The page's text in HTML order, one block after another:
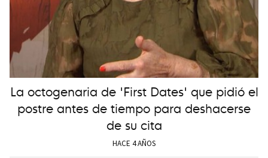
La octogenaria de 'First Dates' que pidió el
postre antes de tiempo para deshacerse
de su cita
HACE 4 AÑOS